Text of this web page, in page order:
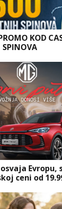
PROMO KOD
SPINOVA
Evropu,
ceni od